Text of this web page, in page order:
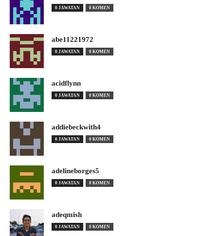
0 JAWATAN 0 KOMEN
abe11221972
0 JAWATAN 0 KOMEN
acidflynn
0 JAWATAN 0 KOMEN
addiebeckwith4
0 JAWATAN 0 KOMEN
adelineborges5
0 JAWATAN 0 KOMEN
adeqmish
0 JAWATAN 0 KOMEN